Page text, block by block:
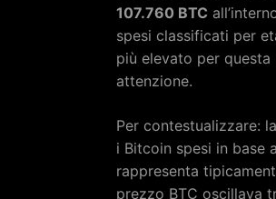
107.760 BTC
spesi classificati per
più elevato per questa
attenzione.
Per contestualizzare:
i Bitcoin spesi in base
rappresenta
prezzo BTC oscillava